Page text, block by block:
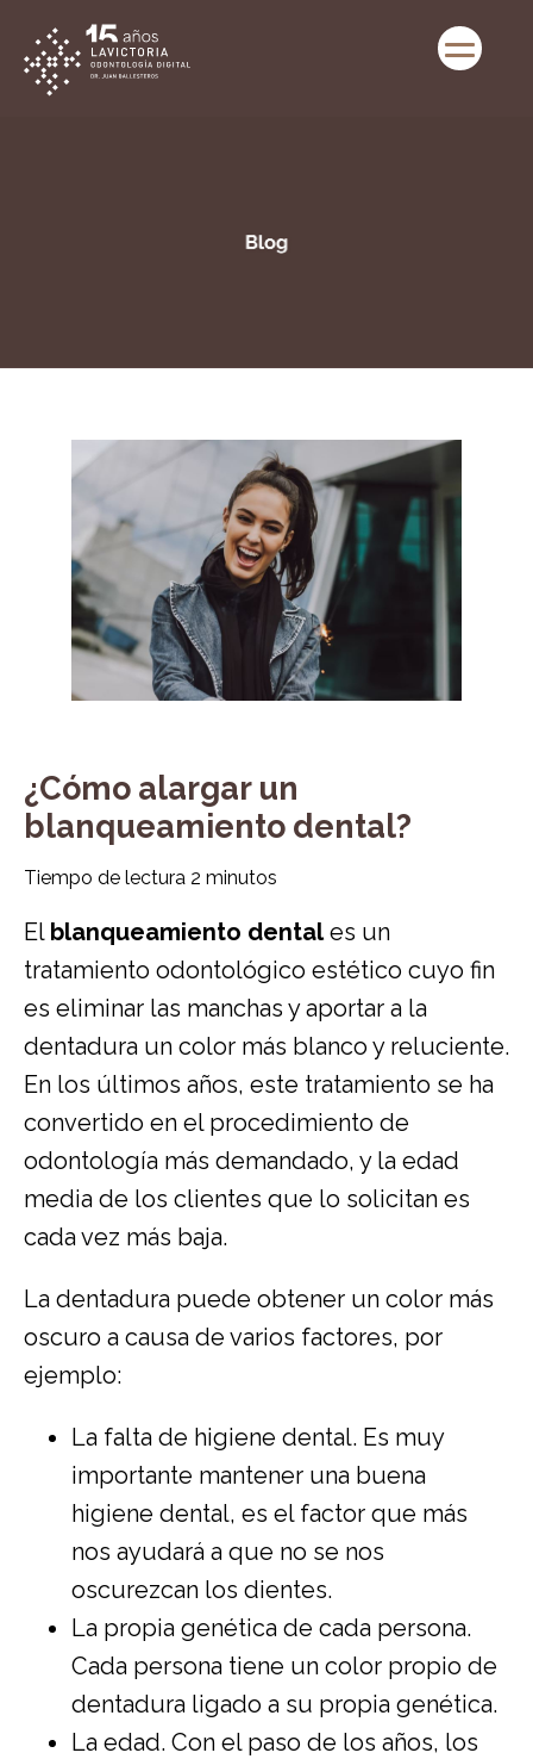
¿Cómo alargar un
blanqueamiento dental?
Tiempo de lectura 2 minutos
El blanqueamiento dentales un
tratamiento odontológico estético cuyo fin
es eliminar las manchas y aportar a la
dentadura un color más blanco y reluciente.
En los últimos años, este tratamiento se ha
convertido en el procedimiento de
odontología más demandado, y la edad
media de los clientes que lo solicitan es
cada vez más baja.
La dentadura puede obtener un color más
oscuro a causa de varios factores, por
ejemplo:
La falta de higiene dental. Es muy
importante mantener una buena
higiene dental, es el factor que más
nos ayudará a que no se nos
oscurezcan los dientes.
La propia genética de cada persona.
Cada persona tiene un color propio de
dentadura ligado a su propia genética.
La edad. Con el paso de los años, los